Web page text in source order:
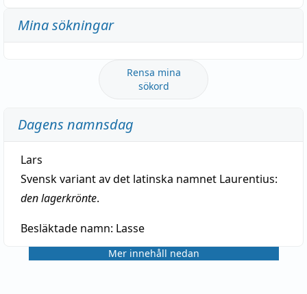
Mina sökningar
Rensa mina
sökord
Dagens namnsdag
Lars
Svensk variant av det latinska namnet Laurentius:
den lagerkrönte.
Besläktade namn: Lasse
Mer innehåll nedan